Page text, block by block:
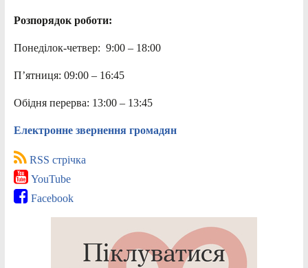
Розпорядок роботи:
Понеділок-четвер: 9:00 – 18:00
П’ятниця: 09:00 – 16:45
Обідня перерва: 13:00 – 13:45
Електронне звернення громадян
RSS стрічка
YouTube
Facebook